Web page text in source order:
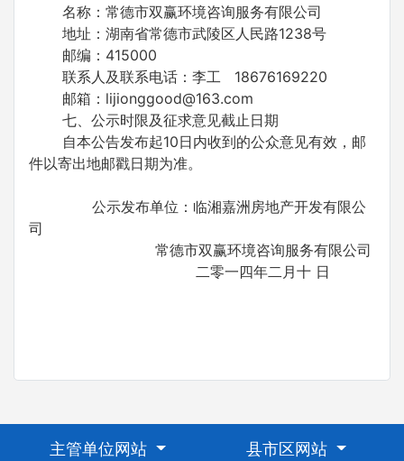
名称：常德市双赢环境咨询服务有限公司
地址：湖南省常德市武陵区人民路1238号
邮编：415000
联系人及联系电话：李工 18676169220
邮箱：lijionggood@163.com
七、公示时限及征求意见截止日期
自本公告发布起10日内收到的公众意见有效，邮
件以寄出地邮戳日期为准。
公示发布单位：临湘嘉洲房地产开发有限公
司
常德市双赢环境咨询服务有限公司
二零一四年二月十 日
主管单位网站
县市区网站